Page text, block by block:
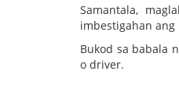
Samantala,
imbestigahan ang
Bukod sa babala
o driver.